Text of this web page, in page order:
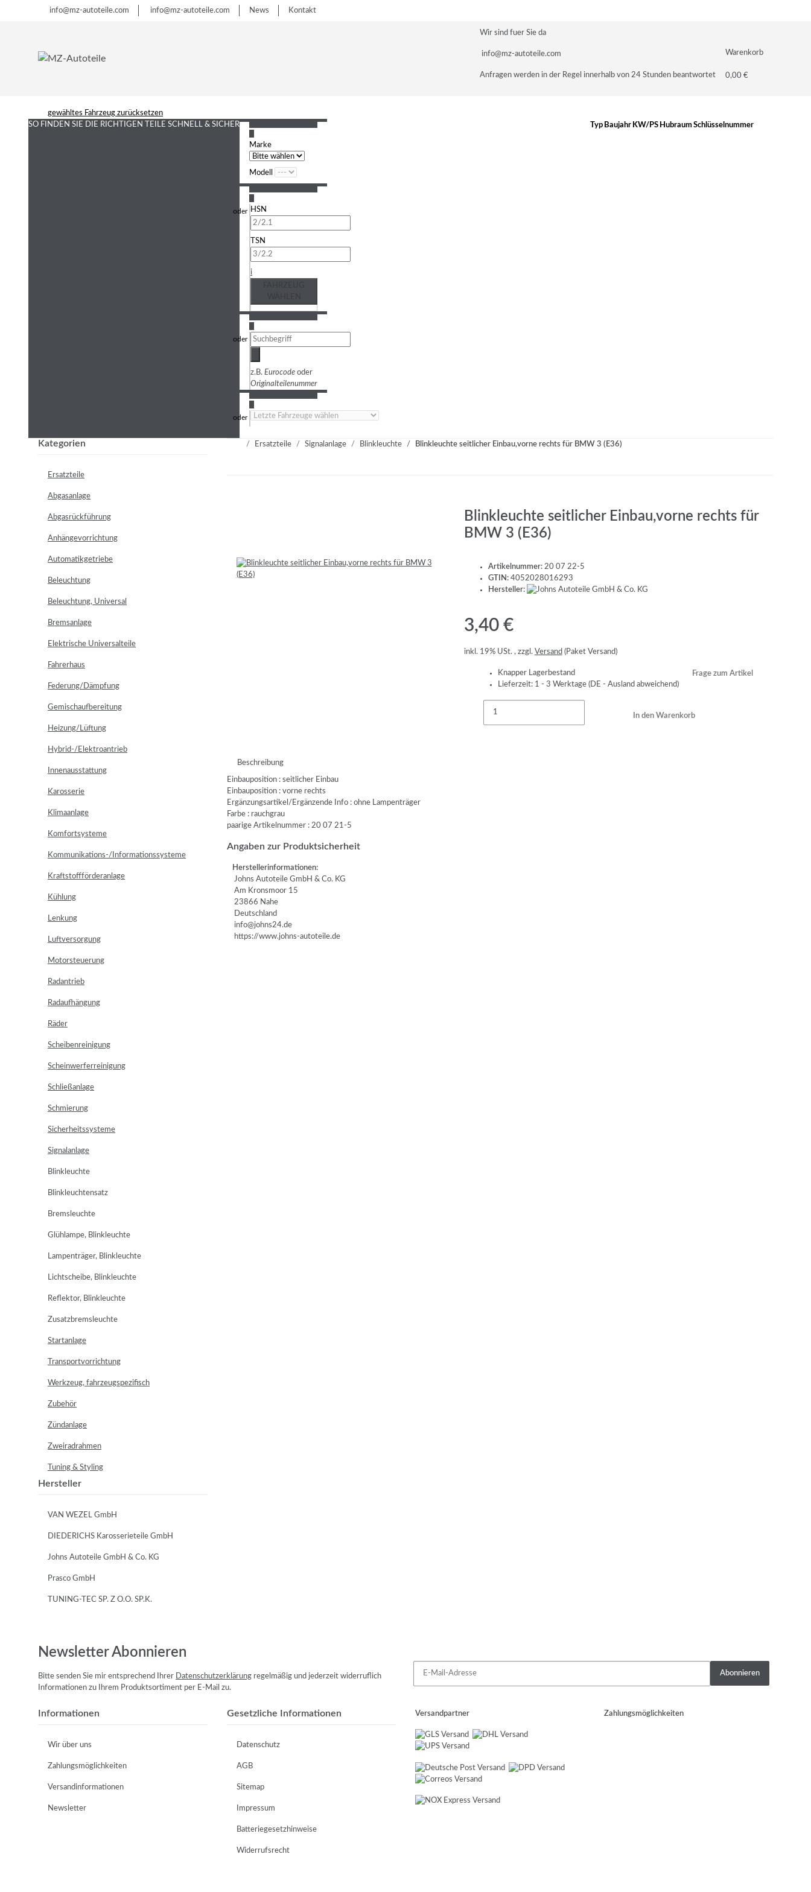
info@mz-autoteile.com info@mz-autoteile.com News Kontakt
Wir sind fuer Sie da
info@mz-autoteile.com
Anfragen werden in der Regel innerhalb von 24 Stunden beantwortet
Warenkorb
0,00 €
gewähltes Fahrzeug zurücksetzen
SO FINDEN SIE DIE RICHTIGEN TEILE SCHNELL & SICHER
Marke
Modell
HSN
TSN
i
z.B. Eurocode oder
Originalteilenummer
Typ Baujahr KW/PS HubraumSchlüsselnummer
Ersatzteile Signalanlage Blinkleuchte Blinkleuchte seitlicher Einbau,vorne rechts für BMW 3 (E36)
Blinkleuchte seitlicher Einbau,vorne rechts für
BMW 3 (E36)
Artikelnummer: 20 07 22-5
GTIN: 4052028016293
Hersteller:
3,40 €
inkl. 19% USt. , zzgl. Versand (Paket Versand)
Knapper Lagerbestand
Lieferzeit: 1 - 3 Werktage (DE - Ausland abweichend)
Frage zum Artikel
In den Warenkorb
Beschreibung
Einbauposition : seitlicher Einbau
Einbauposition : vorne rechts
Ergänzungsartikel/Ergänzende Info : ohne Lampenträger
Farbe : rauchgrau
paarige Artikelnummer : 20 07 21-5
Angaben zur Produktsicherheit
Herstellerinformationen:
Johns Autoteile GmbH & Co. KG
Am Kronsmoor 15
23866 Nahe
Deutschland
info@johns24.de
https://www.johns-autoteile.de
Kategorien
Ersatzteile
Abgasanlage
Abgasrückführung
Anhängevorrichtung
Automatikgetriebe
Beleuchtung
Beleuchtung, Universal
Bremsanlage
Elektrische Universalteile
Fahrerhaus
Federung/Dämpfung
Gemischaufbereitung
Heizung/Lüftung
Hybrid-/Elektroantrieb
Innenausstattung
Karosserie
Klimaanlage
Komfortsysteme
Kommunikations-/Informationssysteme
Kraftstoffförderanlage
Kühlung
Lenkung
Luftversorgung
Motorsteuerung
Radantrieb
Radaufhängung
Räder
Scheibenreinigung
Scheinwerferreinigung
Schließanlage
Schmierung
Sicherheitssysteme
Signalanlage
Blinkleuchte
Blinkleuchtensatz
Bremsleuchte
Glühlampe, Blinkleuchte
Lampenträger, Blinkleuchte
Lichtscheibe, Blinkleuchte
Reflektor, Blinkleuchte
Zusatzbremsleuchte
Startanlage
Transportvorrichtung
Werkzeug, fahrzeugspezifisch
Zubehör
Zündanlage
Zweiradrahmen
Tuning & Styling
Hersteller
VAN WEZEL GmbH
DIEDERICHS Karosserieteile GmbH
Johns Autoteile GmbH & Co. KG
Prasco GmbH
TUNING-TEC SP. Z O.O. SP.K.
Newsletter Abonnieren
Bitte senden Sie mir entsprechend Ihrer Datenschutzerklärung regelmäßig und jederzeit widerruflich
Informationen zu Ihrem Produktsortiment per E-Mail zu.
Abonnieren
Informationen
Wir über uns
Zahlungsmöglichkeiten
Versandinformationen
Newsletter
Gesetzliche Informationen
Datenschutz
AGB
Sitemap
Impressum
Batteriegesetzhinweise
Widerrufsrecht
Versandpartner Zahlungsmöglichkeiten